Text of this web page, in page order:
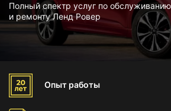
Полный спектр услуг по
и ремонту Ленд Ровер
Опыт работы